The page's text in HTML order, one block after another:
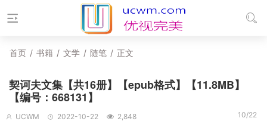
首页 / 书籍 / 文学 / 随笔 / 正文
契诃夫文集【共16册】【epub格式】【11.8MB】
【编号：668131】
UCWM 2022-10-22 2,848 10/22